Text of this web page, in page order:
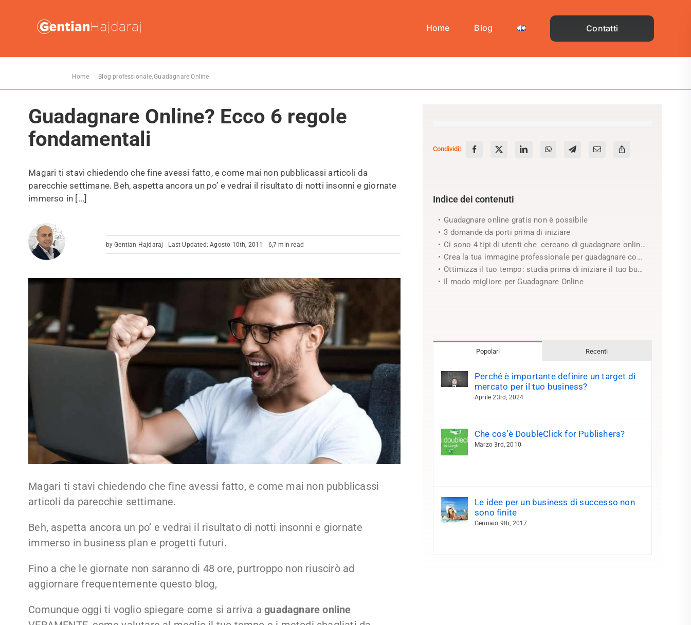
contenuto
Home Blog Contatti
Home Blog professionale Guadagnare Online
Guadagnare Online? Ecco 6 regole
fondamentali
Magari ti stavi chiedendo che fine avessi fatto, e come mai non pubblicassi articoli da
parecchie settimane. Beh, aspetta ancora un po’ e vedrai il risultato di notti insonni e giornate
immerso in [...]
byGentian Hajdaraj Last Updated: Agosto 10th, 2011 6,7 min read
Magari ti stavi chiedendo che fine avessi fatto, e come mai non pubblicassi
articoli da parecchie settimane.
Beh, aspetta ancora un po’ e vedrai il risultato di notti insonni e giornate
immerso in business plan e progetti futuri.
Fino a che le giornate non saranno di 48 ore, purtroppo non riuscirò ad
aggiornare frequentemente questo blog,
Comunque oggi ti voglio spiegare come si arriva aguadagnare online
Condividi!
Indice dei contenuti
Guadagnare online gratis non è possibile
3 domande da porti prima di iniziare
Ci sono 4 tipi di utenti che cercano di guadagnare online:
Crea la tua immagine professionale per guadagnare come i professionisti
Ottimizza il tuo tempo: studia prima di iniziare il tuo business confuso
Il modo migliore per Guadagnare Online
Popolari Recenti
Perché è importante definire un target di
mercato per il tuo business?
Aprile 23rd, 2024
Che cos’è DoubleClick for Publishers?
Marzo 3rd, 2010
Le idee per un business di successo non
sono finite
Gennaio 9th, 2017